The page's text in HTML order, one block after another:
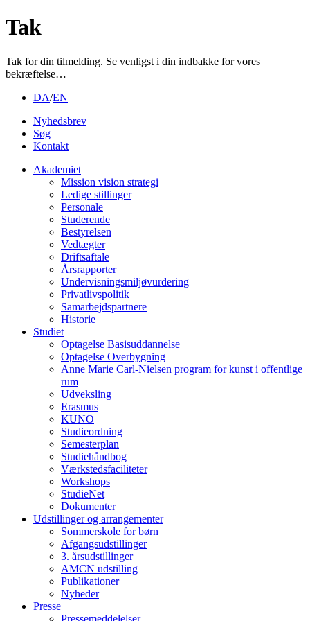
Tak
Tak for din tilmelding. Se venligst i din indbakke for vores
bekræftelse…
DA/EN
Nyhedsbrev
Søg
Kontakt
Akademiet
Mission vision strategi
Ledige stillinger
Personale
Studerende
Bestyrelsen
Vedtægter
Driftsaftale
Årsrapporter
Undervisningsmiljøvurdering
Privatlivspolitik
Samarbejdspartnere
Historie
Studiet
Optagelse Basisuddannelse
Optagelse Overbygning
Anne Marie Carl-Nielsen program for kunst i offentlige
rum
Udveksling
Erasmus
KUNO
Studieordning
Semesterplan
Studiehåndbog
Værkstedsfaciliteter
Workshops
StudieNet
Dokumenter
Udstillinger og arrangementer
Sommerskole for børn
Afgangsudstillinger
3. årsudstillinger
AMCN udstilling
Publikationer
Nyheder
Presse
Pressemeddelelser